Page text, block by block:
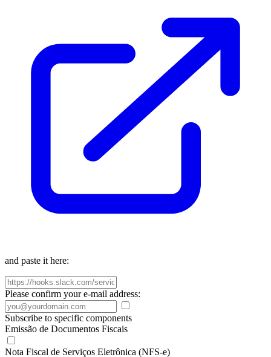
and paste it here:
Please confirm your e-mail address:
Subscribe to specific components
Emissão de Documentos Fiscais
Nota Fiscal de Serviços Eletrônica (NFS-e)